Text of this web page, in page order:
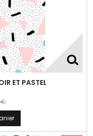
ET PASTEL
€